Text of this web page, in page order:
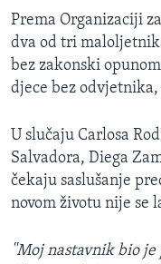
Prema Organizaciji
dva od tri
bez zakonski
djece bez
U slučaju Carlosa
Salvadora, Diega
čekaju saslušanje
novom životu nije se
''Moj nastavnik bio